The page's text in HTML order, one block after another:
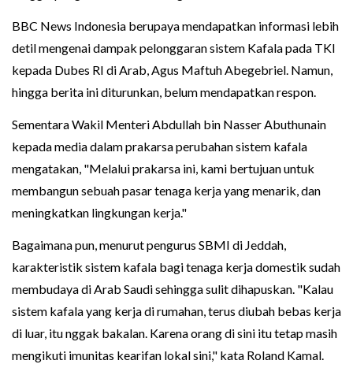
BBC News Indonesia berupaya mendapatkan informasi lebih
detil mengenai dampak pelonggaran sistem Kafala pada TKI
kepada Dubes RI di Arab, Agus Maftuh Abegebriel. Namun,
hingga berita ini diturunkan, belum mendapatkan respon.
Sementara Wakil Menteri Abdullah bin Nasser Abuthunain
kepada media dalam prakarsa perubahan sistem kafala
mengatakan, "Melalui prakarsa ini, kami bertujuan untuk
membangun sebuah pasar tenaga kerja yang menarik, dan
meningkatkan lingkungan kerja."
Bagaimana pun, menurut pengurus SBMI di Jeddah,
karakteristik sistem kafala bagi tenaga kerja domestik sudah
membudaya di Arab Saudi sehingga sulit dihapuskan. "Kalau
sistem kafala yang kerja di rumahan, terus diubah bebas kerja
di luar, itu nggak bakalan. Karena orang di sini itu tetap masih
mengikuti imunitas kearifan lokal sini," kata Roland Kamal.